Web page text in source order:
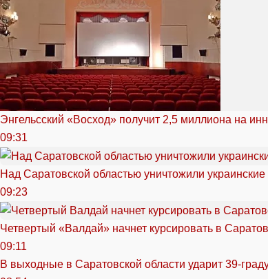
Энгельсский «Восход» получит 2,5 миллиона на
09:31
Над Саратовской областью уничтожили украинские
09:23
Четвертый «Валдай» начнет курсировать в
09:11
В выходные в Саратовской области ударит 39-